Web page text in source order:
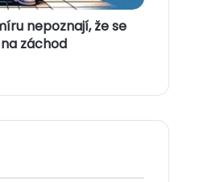
nepoznají, že se
záchod